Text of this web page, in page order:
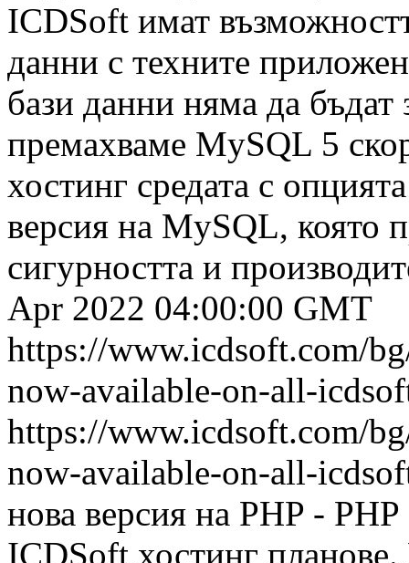
ICDSoft имат
данни с техните
бази данни няма да бъдат
премахваме MySQL 5
хостинг средата с
версия на MySQL, която
сигурността и
Apr 2022 04:00:00 GMT
https://www.icdsoft.com/
now-available-on-all-
https://www.icdsoft.com/
now-available-on-all-
нова версия на PHP -
ICDSoft хостинг